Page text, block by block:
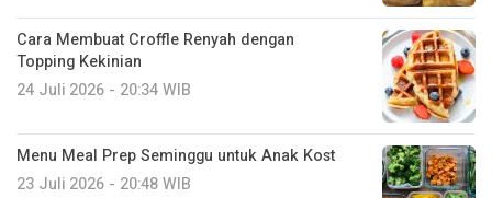
Cara Membuat Croffle Renyah dengan
Topping Kekinian
24 Juli 2026 - 20:34 WIB
Menu Meal Prep Seminggu untuk Anak Kost
23 Juli 2026 - 20:48 WIB